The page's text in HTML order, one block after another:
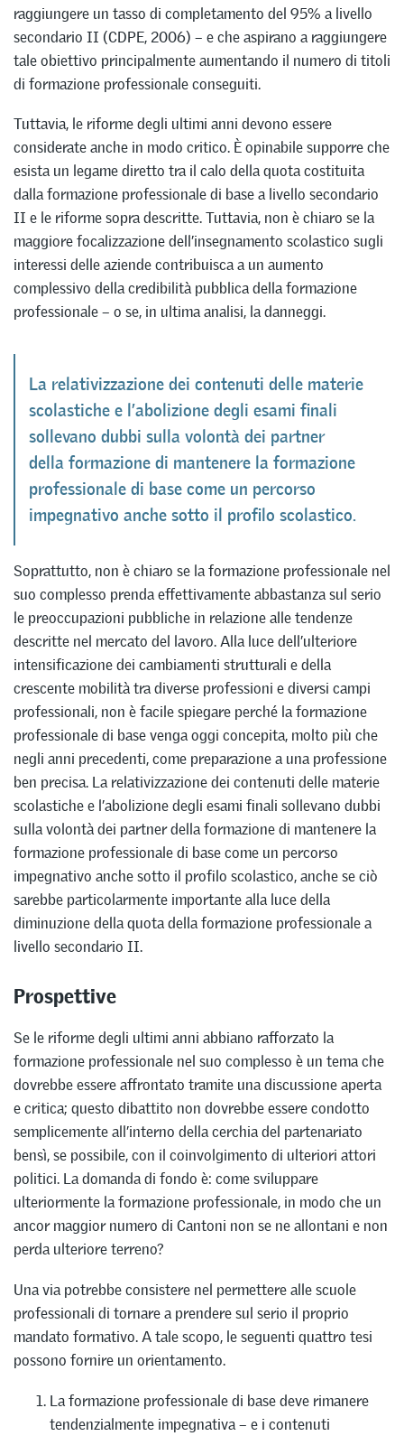
raggiungere un tasso di completamento del 95% a livello
secondario II (CDPE, 2006) – e che aspirano a raggiungere
tale obiettivo principalmente aumentando il numero di titoli
di formazione professionale conseguiti.
Tuttavia, le riforme degli ultimi anni devono essere
considerate anche in modo critico. È opinabile supporre che
esista un legame diretto tra il calo della quota costituita
dalla formazione professionale di base a livello secondario
II e le riforme sopra descritte. Tuttavia, non è chiaro se la
maggiore focalizzazione dell’insegnamento scolastico sugli
interessi delle aziende contribuisca a un aumento
complessivo della credibilità pubblica della formazione
professionale – o se, in ultima analisi, la danneggi.
La relativizzazione dei contenuti delle materie
scolastiche e l’abolizione degli esami finali
sollevano dubbi sulla volontà dei partner
della formazione di mantenere la formazione
professionale di base come un percorso
impegnativo anche sotto il profilo scolastico.
Soprattutto, non è chiaro se la formazione professionale nel
suo complesso prenda effettivamente abbastanza sul serio
le preoccupazioni pubbliche in relazione alle tendenze
descritte nel mercato del lavoro. Alla luce dell’ulteriore
intensificazione dei cambiamenti strutturali e della
crescente mobilità tra diverse professioni e diversi campi
professionali, non è facile spiegare perché la formazione
professionale di base venga oggi concepita, molto più che
negli anni precedenti, come preparazione a una professione
ben precisa. La relativizzazione dei contenuti delle materie
scolastiche e l’abolizione degli esami finali sollevano dubbi
sulla volontà dei partner della formazione di mantenere la
formazione professionale di base come un percorso
impegnativo anche sotto il profilo scolastico, anche se ciò
sarebbe particolarmente importante alla luce della
diminuzione della quota della formazione professionale a
livello secondario II.
Prospettive
Se le riforme degli ultimi anni abbiano rafforzato la
formazione professionale nel suo complesso è un tema che
dovrebbe essere affrontato tramite una discussione aperta
e critica; questo dibattito non dovrebbe essere condotto
semplicemente all’interno della cerchia del partenariato
bensì, se possibile, con il coinvolgimento di ulteriori attori
politici. La domanda di fondo è: come sviluppare
ulteriormente la formazione professionale, in modo che un
ancor maggior numero di Cantoni non se ne allontani e non
perda ulteriore terreno?
Una via potrebbe consistere nel permettere alle scuole
professionali di tornare a prendere sul serio il proprio
mandato formativo. A tale scopo, le seguenti quattro tesi
possono fornire un orientamento.
La formazione professionale di base deve rimanere
tendenzialmente impegnativa – e i contenuti